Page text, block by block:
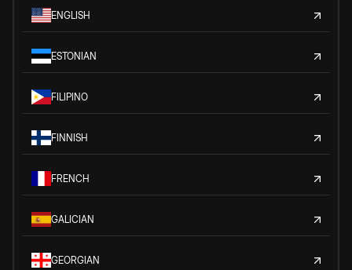
ENGLISH
ESTONIAN
FILIPINO
FINNISH
FRENCH
GALICIAN
GEORGIAN